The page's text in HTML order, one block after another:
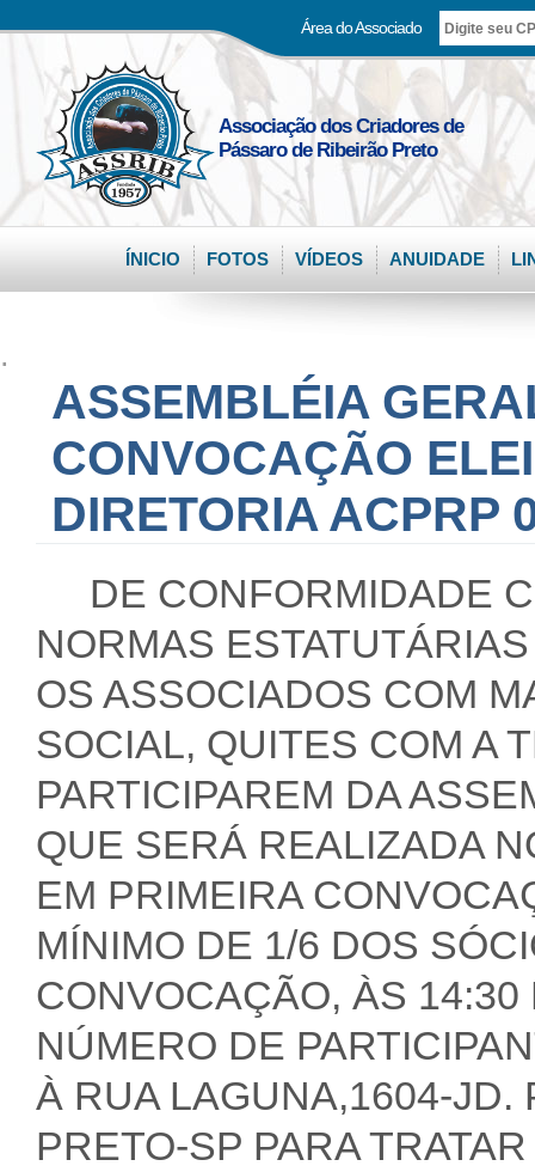
Área do Associado
Associação dos Criadores de
Pássaro de Ribeirão Preto
ÍNICIO FOTOS VÍDEOS ANUIDADE
.
ASSEMBLÉIA
CONVOCAÇÃO
DIRETORIA ACPRP
DE CONFORMIDADE
NORMAS
OS ASSOCIADOS COM
SOCIAL, QUITES COM A
PARTICIPAREM DA
QUE SERÁ REALIZADA
EM PRIMEIRA
MÍNIMO DE 1/6 DOS
CONVOCAÇÃO, ÀS
NÚMERO DE
À RUA LAGUNA,1604-JD.
PRETO-SP PARA